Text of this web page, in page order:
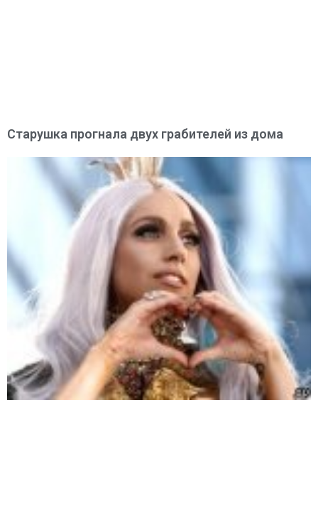
Старушка прогнала двух грабителей из дома